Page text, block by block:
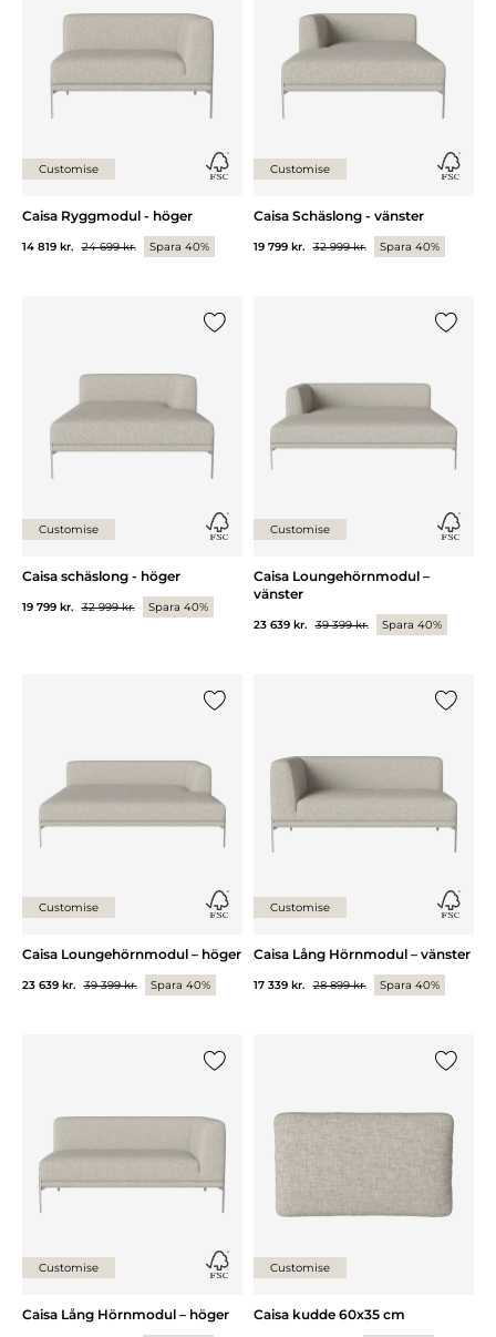
Customise
Caisa Ryggmodul - höger
14 819 kr. 24 699 kr. Spara 40%
Customise
Caisa Schäslong - vänster
19 799 kr. 32 999 kr. Spara 40%
Customise
Caisa schäslong - höger
19 799 kr. 32 999 kr. Spara 40%
Customise
Caisa Loungehörnmodul –
vänster
23 639 kr. 39 399 kr. Spara 40%
Customise
Caisa Loungehörnmodul – höger
23 639 kr. 39 399 kr. Spara 40%
Customise
Caisa Lång Hörnmodul – vänster
17 339 kr. 28 899 kr. Spara 40%
Customise
Caisa Lång Hörnmodul – höger
Customise
Caisa kudde 60x35 cm